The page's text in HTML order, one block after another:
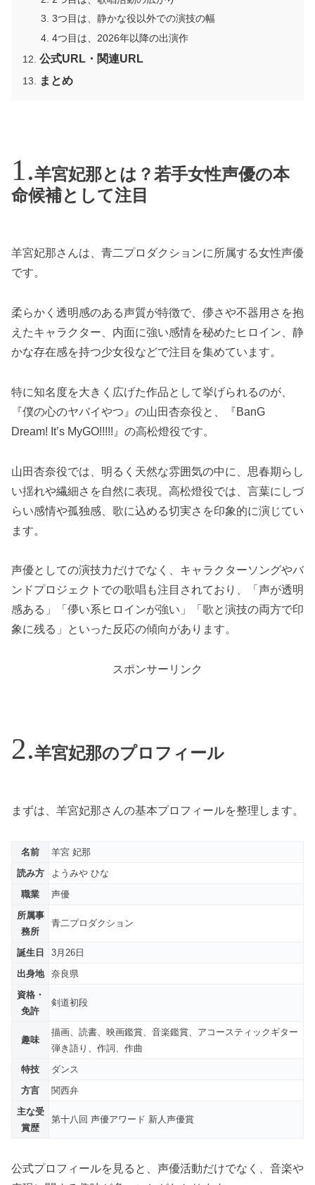
3つ目は、静かな役以外での演技の幅
4つ目は、2026年以降の出演作
公式URL・関連URL
まとめ
羊宮妃那とは？若手女性声優の本
命候補として注目
羊宮妃那さんは、青二プロダクションに所属する女性声優
です。
柔らかく透明感のある声質が特徴で、儚さや不器用さを抱
えたキャラクター、内面に強い感情を秘めたヒロイン、静
かな存在感を持つ少女役などで注目を集めています。
特に知名度を大きく広げた作品として挙げられるのが、
『僕の心のヤバイやつ』の山田杏奈役と、『BanG
Dream! It’s MyGO!!!!!』の高松燈役です。
山田杏奈役では、明るく天然な雰囲気の中に、思春期らし
い揺れや繊細さを自然に表現。高松燈役では、言葉にしづ
らい感情や孤独感、歌に込める切実さを印象的に演じてい
ます。
声優としての演技力だけでなく、キャラクターソングやバ
ンドプロジェクトでの歌唱も注目されており、「声が透明
感ある」「儚い系ヒロインが強い」「歌と演技の両方で印
象に残る」といった反応の傾向があります。
スポンサーリンク
羊宮妃那のプロフィール
まずは、羊宮妃那さんの基本プロフィールを整理します。
名前
羊宮 妃那
読み方
ようみや ひな
職業
声優
所属事
務所
青二プロダクション
誕生日
3月26日
出身地
奈良県
資格・
免許
剣道初段
趣味
描画、読書、映画鑑賞、音楽鑑賞、アコースティックギター
弾き語り、作詞、作曲
特技
ダンス
方言
関西弁
主な受
賞歴
第十八回 声優アワード 新人声優賞
公式プロフィールを見ると、声優活動だけでなく、音楽や